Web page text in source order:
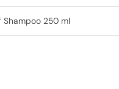
Shampoo 250 ml